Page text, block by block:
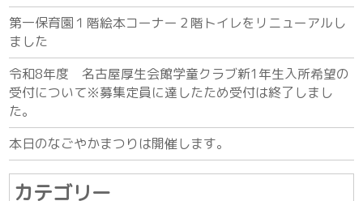
第一保育園１階絵本コーナー２階トイレをリニューアルし
ました
令和8年度 名古屋厚生会館学童クラブ新1年生入所希望の
受付について※募集定員に達したため受付は終了しまし
た。
本日のなごやかまつりは開催します。
カテゴリー